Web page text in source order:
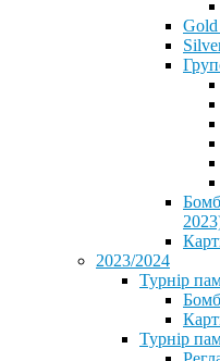
2023/2024
⁨Турнір
⁨Турнір